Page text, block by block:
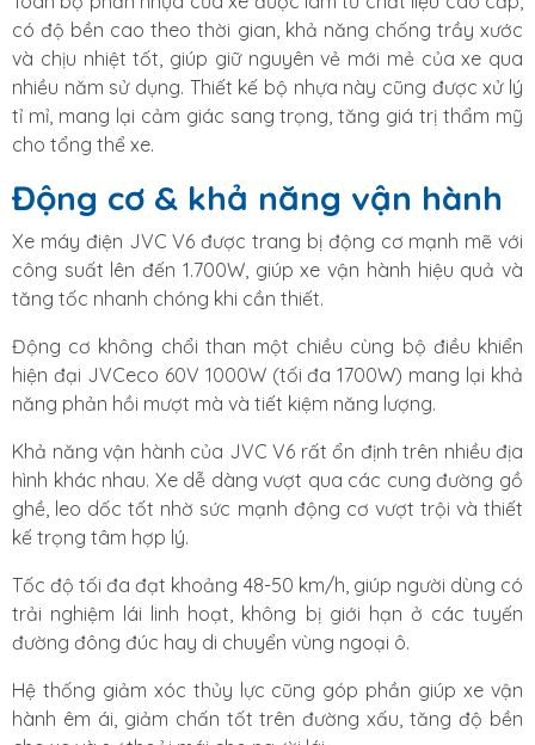
có độ bền cao theo thời gian, khả năng chống trầy xước
và chịu nhiệt tốt, giúp giữ nguyên vẻ mới mẻ của xe qua
nhiều năm sử dụng. Thiết kế bộ nhựa này cũng được xử lý
tỉ mỉ, mang lại cảm giác sang trọng, tăng giá trị thẩm mỹ
cho tổng thể xe.
Động cơ & khả năng vận hành
Xe máy điện JVC V6 được trang bị động cơ mạnh mẽ với
công suất lên đến 1.700W, giúp xe vận hành hiệu quả và
tăng tốc nhanh chóng khi cần thiết.
Động cơ không chổi than một chiều cùng bộ điều khiển
hiện đại JVCeco 60V 1000W (tối đa 1700W) mang lại khả
năng phản hồi mượt mà và tiết kiệm năng lượng.
Khả năng vận hành của JVC V6 rất ổn định trên nhiều địa
hình khác nhau. Xe dễ dàng vượt qua các cung đường gồ
ghề, leo dốc tốt nhờ sức mạnh động cơ vượt trội và thiết
kế trọng tâm hợp lý.
Tốc độ tối đa đạt khoảng 48-50 km/h, giúp người dùng có
trải nghiệm lái linh hoạt, không bị giới hạn ở các tuyến
đường đông đúc hay di chuyển vùng ngoại ô.
Hệ thống giảm xóc thủy lực cũng góp phần giúp xe vận
hành êm ái, giảm chấn tốt trên đường xấu, tăng độ bền